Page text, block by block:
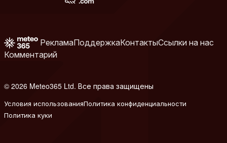
РекламаПоддержкаКонтактыСсылки на нас
Комментарий
© 2026 Meteo365 Ltd. Все права защищены
Условия использованияПолитика конфиденциальности
Политика куки